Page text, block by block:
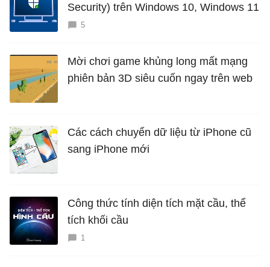
Security) trên Windows 10, Windows 11
5
Mời chơi game khủng long mất mạng
phiên bản 3D siêu cuốn ngay trên web
Các cách chuyển dữ liệu từ iPhone cũ
sang iPhone mới
Công thức tính diện tích mặt cầu, thể
tích khối cầu
1